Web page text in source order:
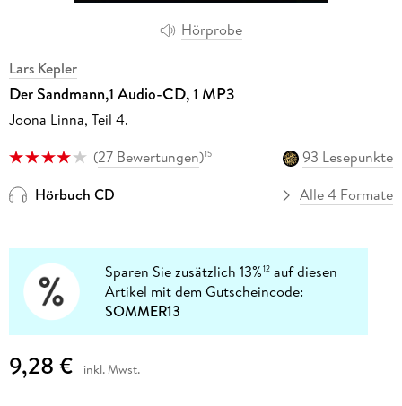
Hörprobe
Lars Kepler
Der Sandmann,1 Audio-CD, 1 MP3
Joona Linna, Teil 4.
(27 Bewertungen)15
93 Lesepunkte
Hörbuch CD
Alle 4 Formate
Sparen Sie zusätzlich 13%12 auf diesen
Artikel mit dem Gutscheincode:
SOMMER13
9,28 € inkl. Mwst.